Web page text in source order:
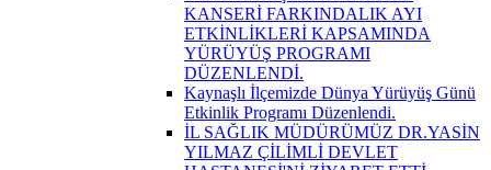
KANSERİ FARKINDALIK AYI
ETKİNLİKLERİ KAPSAMINDA
YÜRÜYÜŞ PROGRAMI
DÜZENLENDİ.
Kaynaşlı İlçemizde Dünya Yürüyüş Günü
Etkinlik Programı Düzenlendi.
İL SAĞLIK MÜDÜRÜMÜZ DR.YASİN
YILMAZ ÇİLİMLİ DEVLET